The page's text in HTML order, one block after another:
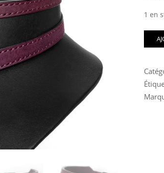
1 en
Noir
et
Prune